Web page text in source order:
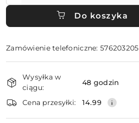
Do koszyka
Zamówienie telefoniczne: 576203205
i
dostawa
Wysyłka w
ciągu:
48 godzin
Cena przesyłki: 14.99